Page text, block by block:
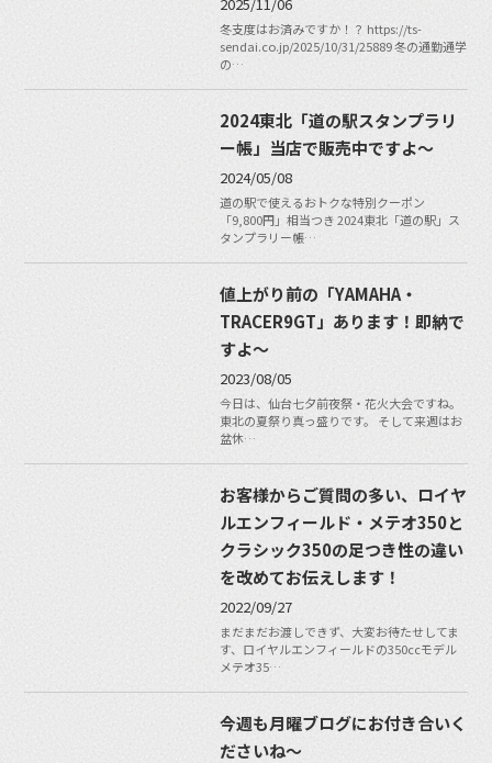
冬支度はお済みですか！？ https://ts-
sendai.co.jp/2025/10/31/25889 冬の通勤通学
の…
2024東北「道の駅スタンプラリ
ー帳」当店で販売中ですよ〜
2024/05/08
道の駅で使えるおトクな特別クーポン
「9,800円」相当つき 2024東北「道の駅」ス
タンプラリー帳…
値上がり前の「YAMAHA・
TRACER9GT」あります！即納で
すよ〜
2023/08/05
今日は、仙台七夕前夜祭・花火大会ですね。
東北の夏祭り真っ盛りです。 そして来週はお
盆休…
お客様からご質問の多い、ロイヤ
ルエンフィールド・メテオ350と
クラシック350の足つき性の違い
を改めてお伝えします！
2022/09/27
まだまだお渡しできず、大変お待たせしてま
す、ロイヤルエンフィールドの350ccモデル
メテオ35…
今週も月曜ブログにお付き合いく
ださいね〜